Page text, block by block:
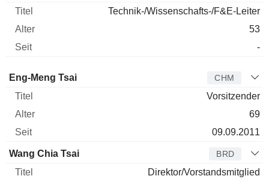
Technik-/Wissenschafts-/F&E-Leiter
53
-
Verwaltungsratsmitglied
Eng-Meng Tsai CHM
Vorsitzender
69
09.09.2011
Wang Chia Tsai BRD
Direktor/Vorstandsmitglied